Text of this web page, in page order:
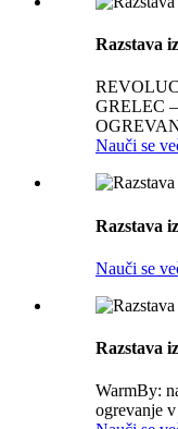
Razstava
GRELEC
Nauči se
Razstava
Nauči se
Razstava
WarmBy:
ogrevanje